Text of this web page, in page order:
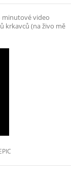
minutové video
krkavců (na živo mě